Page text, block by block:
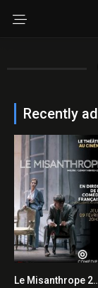
Recently
Le Misanthrope 2020